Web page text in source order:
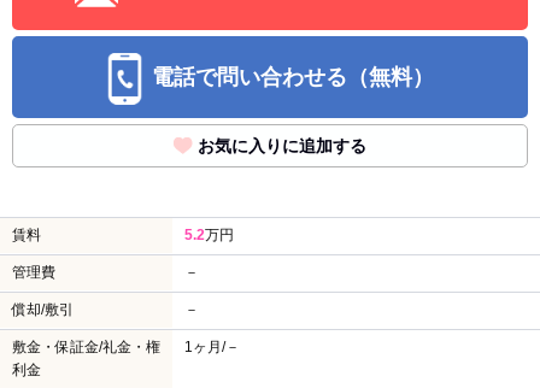
電話で問い合わせる（無料）
お気に入りに追加する
賃料 5.2万円
管理費 －
償却/敷引 －
敷金・保証金/礼金・権
利金
1ヶ月/－